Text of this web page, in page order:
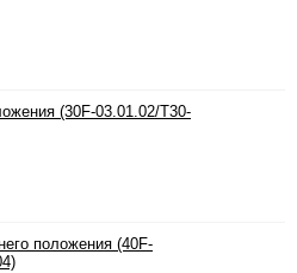
(30F-03.01.02/T30-
положения (40F-